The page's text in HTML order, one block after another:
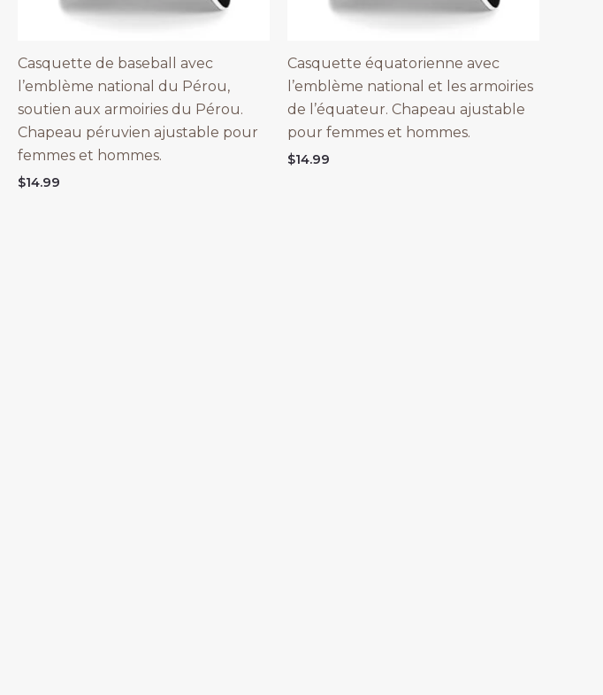
Casquette de baseball avec
l’emblème national du Pérou,
soutien aux armoiries du Pérou.
Chapeau péruvien ajustable pour
femmes et hommes.
$14.99
Casquette équatorienne avec
l’emblème national et les armoiries
de l’équateur. Chapeau ajustable
pour femmes et hommes.
$14.99